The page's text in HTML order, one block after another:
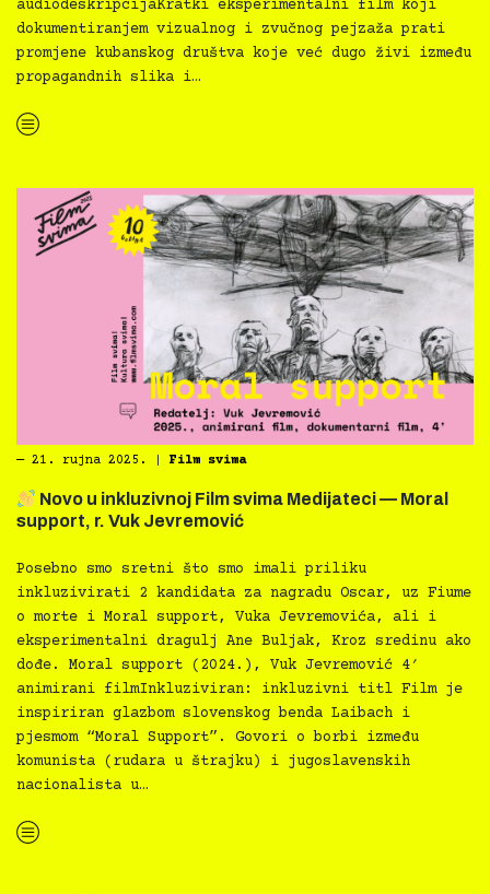
audiodeskripcijaKratki eksperimentalni film koji
dokumentiranjem vizualnog i zvučnog pejzaža prati
promjene kubanskog društva koje već dugo živi između
propagandnih slika i…
“
― 21. rujna 2025. Film svima
Novo u inkluzivnoj Film svima Medijateci — Moral
support, r. Vuk Jevremović
Posebno smo sretni što smo imali priliku
inkluzivirati 2 kandidata za nagradu Oscar, uz Fiume
o morte i Moral support, Vuka Jevremovića, ali i
eksperimentalni dragulj Ane Buljak, Kroz sredinu ako
dođe. Moral support (2024.), Vuk Jevremović 4′
animirani filmInkluziviran: inkluzivni titl Film je
inspiriran glazbom slovenskog benda Laibach i
pjesmom “Moral Support”. Govori o borbi između
komunista (rudara u štrajku) i jugoslavenskih
nacionalista u…
“